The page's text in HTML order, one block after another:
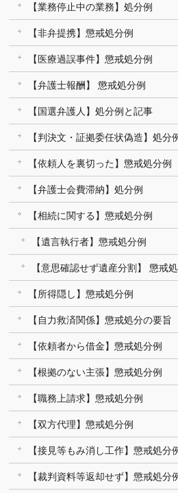
【業務停止中の業務】処分例
【非弁提携】懲戒処分例
【医療過誤事件】懲戒処分例
【弁護士報酬】 懲戒処分例
【国選弁護人】処分例と記事
【判決文・証拠委任状偽造】処分
【依頼人を裏切った】懲戒処分例
【弁護士会費滞納】処分例
【相続に関する】懲戒処分例
【遺言執行者】懲戒処分例
【意思確認せず遺産分割】 懲戒
【所得隠し】懲戒処分例
【自力救済関係】懲戒処分の要旨
【依頼者から借金】懲戒処分例
【根拠のない主張】懲戒処分例
【職務上請求】懲戒処分例
【双方代理】懲戒処分例
【接見等もみ消し工作】懲戒処分
【裁判資料等返却せず】懲戒処分